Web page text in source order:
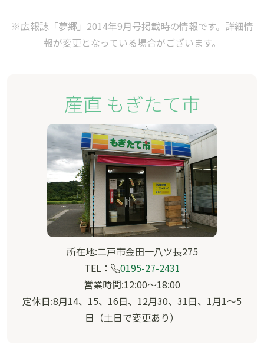
※広報誌「夢郷」2014年9月号掲載時の情報です。詳細情
報が変更となっている場合がございます。
産直 もぎたて市
所在地:二戸市金田一八ツ長275
TEL：
0195-27-2431
営業時間:12:00～18:00
定休日:8月14、15、16日、12月30、31日、1月1～5
日（土日で変更あり）